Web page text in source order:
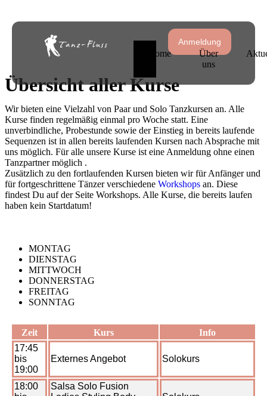
Home
Über
uns
Anmeldung
Übersicht aller Kurse
Wir bieten eine Vielzahl von Paar und Solo Tanzkursen an. Alle
Kurse finden regelmäßig einmal pro Woche statt. Eine
unverbindliche, Probestunde sowie der Einstieg in bereits laufende
Sequenzen ist in allen bereits laufenden Kursen nach Absprache mit
uns möglich. Für alle unsere Kurse ist eine Anmeldung ohne einen
Tanzpartner möglich .
Zusätzlich zu den fortlaufenden Kursen bieten wir für Anfänger und
für fortgeschrittene Tänzer verschiedene Workshops an. Diese
findest Du auf der Seite Workshops. Alle Kurse, die bereits laufen
haben kein Startdatum!
MONTAG
DIENSTAG
MITTWOCH
DONNERSTAG
FREITAG
SONNTAG
Zeit Kurs
Info
17:45
bis
19:00
Externes Angebot Solokurs
18:00
Salsa Solo Fusion